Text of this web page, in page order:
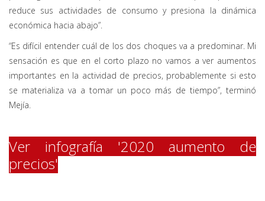
reduce sus actividades de consumo y presiona la dinámica
económica hacia abajo”.
“Es difícil entender cuál de los dos choques va a predominar. Mi
sensación es que en el corto plazo no vamos a ver aumentos
importantes en la actividad de precios, probablemente si esto
se materializa va a tomar un poco más de tiempo”, terminó
Mejía.
Ver infografía '2020 aumento de
precios'